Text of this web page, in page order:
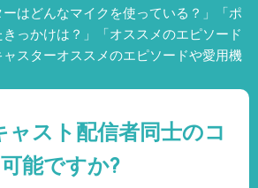
ーはどんなマイクを使っている？」「ポ
っかけは？」「オススメのエピソード
ャスターオススメのエピソードや愛用機
ャスト配信者同士のコ
能ですか?